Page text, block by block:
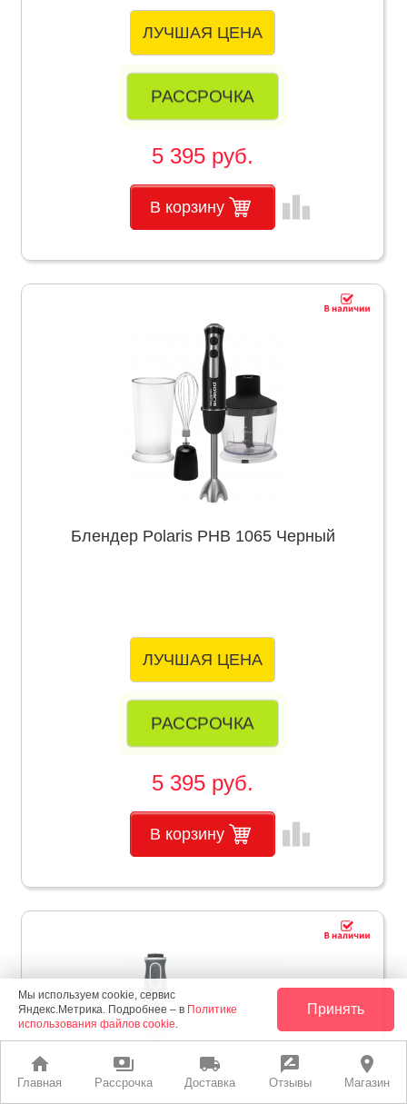
home
Главная
payments
Рассрочка
local_shipping
Доставка
rate_review
Отзывы
place
Магазин
ЛУЧШАЯ ЦЕНА
РАССРОЧКА
5 395 руб.
В корзину leaderboard
Блендер Polaris PHB 1065 Черный
ЛУЧШАЯ ЦЕНА
РАССРОЧКА
5 395 руб.
В корзину leaderboard
Мы используем cookie, сервис
Яндекс.Метрика. Подробнее – в Политике
использования файлов cookie.
Принять